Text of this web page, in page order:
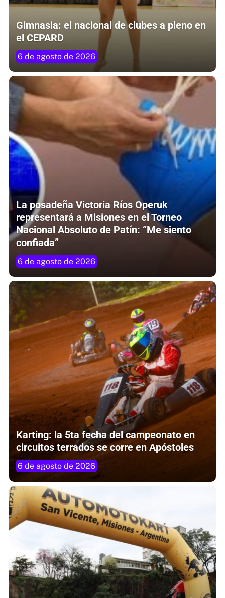
Gimnasia: el nacional de clubes a pleno en
el CEPARD
6 de agosto de 2026
La posadeña Victoria Ríos Operuk
representará a Misiones en el Torneo
Nacional Absoluto de Patín: “Me siento
confiada”
6 de agosto de 2026
Karting: la 5ta fecha del campeonato en
circuitos terrados se corre en Apóstoles
6 de agosto de 2026